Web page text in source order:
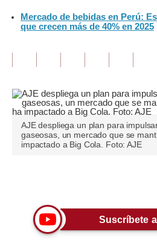
Plus G
Blogs
Tendencias
Moda
Estilos
Mercado de bebidas en Perú:
que crecen más de 40% en 2025
AJE despliega un plan para
gaseosas, un mercado que se
impactado a Big Cola. Foto: AJE
Suscríbete